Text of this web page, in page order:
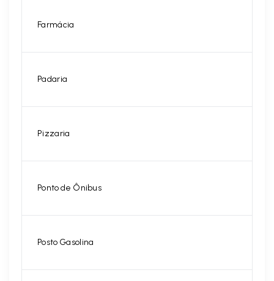
Farmácia
Padaria
Pizzaria
Ponto de Ônibus
Posto Gasolina